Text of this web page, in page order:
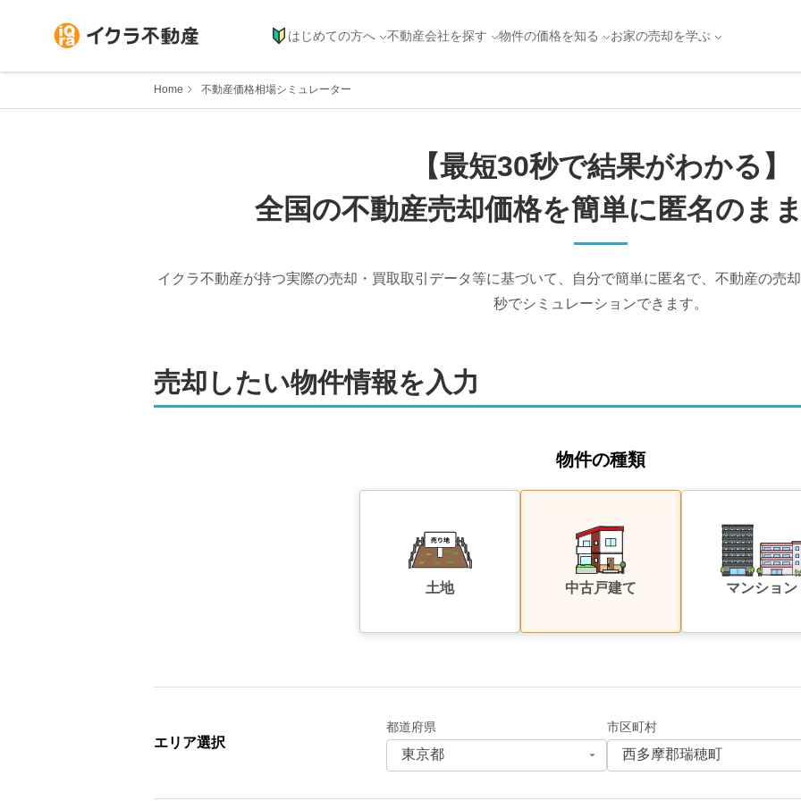
はじめての方へ 不動産会社を探す 物件の価格を知る お家の売却を学ぶ
Home 不動産価格相場シミュレーター
【最短30秒で結果がわかる】
全国の不動産売却価格を簡単に匿名のま
イクラ不動産が持つ実際の売却・買取取引データ等に基づいて、自分で簡単に匿名で、不動産の売
秒でシミュレーションできます。
売却したい物件情報を入力
物件の種類
土地 中古戸建て マンション
エリア選択
都道府県 市区町村